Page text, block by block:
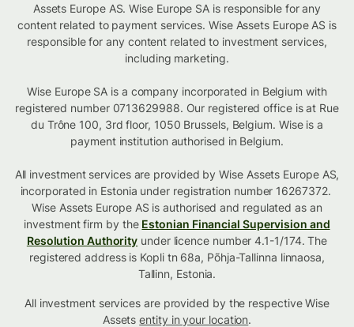
Assets Europe AS. Wise Europe SA is responsible for any
content related to payment services. Wise Assets Europe AS is
responsible for any content related to investment services,
including marketing.
Wise Europe SA is a company incorporated in Belgium with
registered number 0713629988. Our registered office is at Rue
du Trône 100, 3rd floor, 1050 Brussels, Belgium. Wise is a
payment institution authorised in Belgium.
All investment services are provided by Wise Assets Europe AS,
incorporated in Estonia under registration number 16267372.
Wise Assets Europe AS is authorised and regulated as an
investment firm by the Estonian Financial Supervision and
Resolution Authority under licence number 4.1-1/174. The
registered address is Kopli tn 68a, Põhja-Tallinna linnaosa,
Tallinn, Estonia.
All investment services are provided by the respective Wise
Assetsentity in your location.